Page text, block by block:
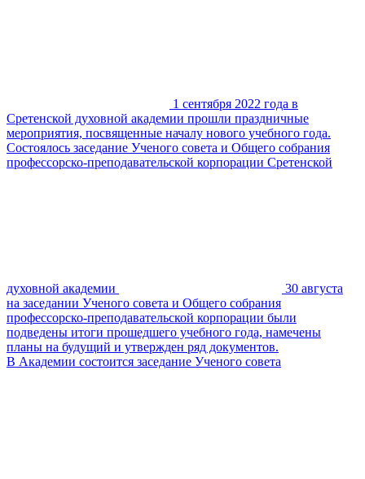
1 сентября 2022 года в
Сретенской духовной академии прошли праздничные
мероприятия, посвященные началу нового учебного года.
Состоялось заседание Ученого совета и Общего собрания
профессорско-преподавательской корпорации Сретенской
духовной академии
30 августа
на заседании Ученого совета и Общего собрания
профессорско-преподавательской корпорации были
подведены итоги прошедшего учебного года, намечены
планы на будущий и утвержден ряд документов.
В Академии состоится заседание Ученого совета